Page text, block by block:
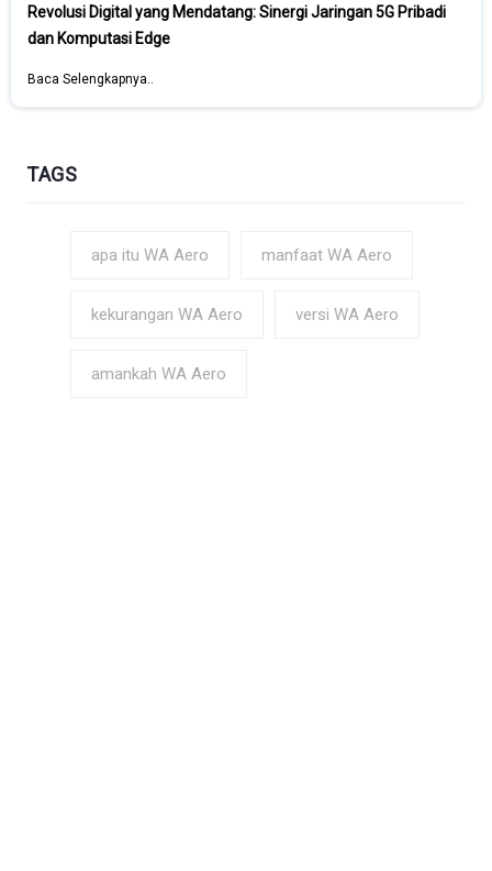
Revolusi Digital yang Mendatang: Sinergi Jaringan 5G Pribadi
dan Komputasi Edge
Baca Selengkapnya..
TAGS
apa itu WA Aero manfaat WA Aero
kekurangan WA Aero versi WA Aero
amankah WA Aero